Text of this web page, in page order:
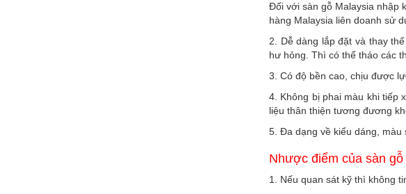
Đối với sàn gỗ Malaysia nhập
hàng Malaysia liên doanh sử
2. Dễ dàng lắp đặt và thay
hư hỏng. Thì có thể tháo các
3. Có độ bền cao, chịu được
4. Không bị phai màu khi tiếp
liệu thân thiện tương đương
5. Đa dạng về kiểu dáng, màu
Nhược điểm của sàn gỗ
1. Nếu quan sát kỹ thì không